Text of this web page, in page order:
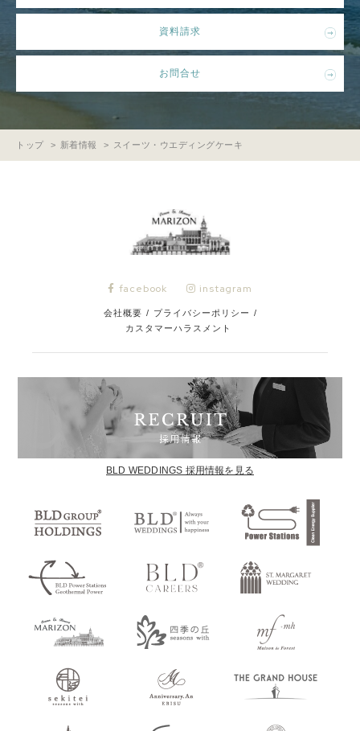
資料請求
お問合せ
トップ 新着情報 スイーツ・ウエディングケーキ
facebook instagram
会社概要 / プライバシーポリシー /
カスタマーハラスメント
BLD WEDDINGS 採用情報を見る